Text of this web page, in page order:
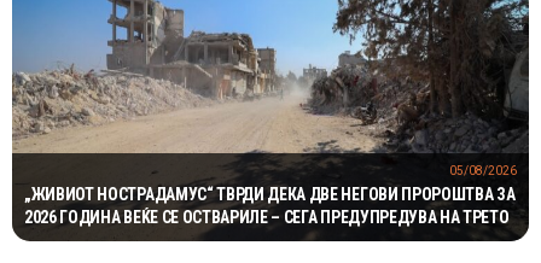
„ЖИВИОТ НОСТРАДАМУС“ ТВРДИ ДЕКА ДВЕ НЕГОВИ ПРОРОШТВА ЗА
2026 ГОДИНА ВЕЌЕ СЕ ОСТВАРИЛЕ – СЕГА ПРЕДУПРЕДУВА НА ТРЕТО
05/08/2026